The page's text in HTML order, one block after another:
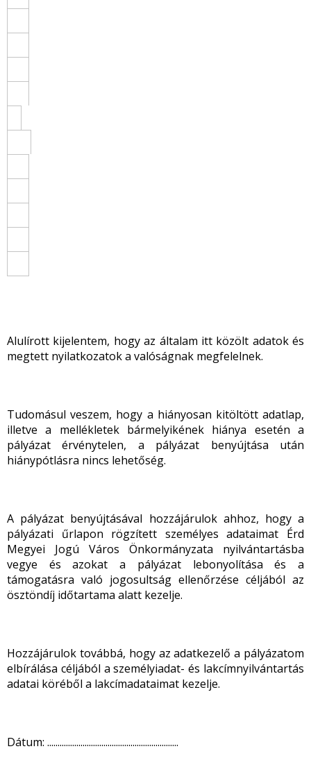
Alulírott kijelentem, hogy az általam itt közölt adatok és
megtett nyilatkozatok a valóságnak megfelelnek.
Tudomásul veszem, hogy a hiányosan kitöltött adatlap,
illetve a mellékletek bármelyikének hiánya esetén a
pályázat érvénytelen, a pályázat benyújtása után
hiánypótlásra nincs lehetőség.
A pályázat benyújtásával hozzájárulok ahhoz, hogy a
pályázati űrlapon rögzített személyes adataimat Érd
Megyei Jogú Város Önkormányzata nyilvántartásba
vegye és azokat a pályázat lebonyolítása és a
támogatásra való jogosultság ellenőrzése céljából az
ösztöndíj időtartama alatt kezelje.
Hozzájárulok továbbá, hogy az adatkezelő a pályázatom
elbírálása céljából a személyiadat- és lakcímnyilvántartás
adatai köréből a lakcímadataimat kezelje.
Dátum: ...............................................................